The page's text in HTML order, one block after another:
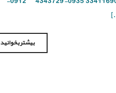
بیشتر بخوانید